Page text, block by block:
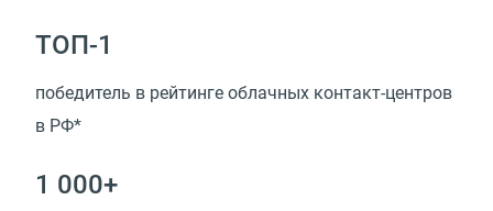
ТОП-1
победитель в рейтинге облачных контакт-центров
в РФ*
1 000+